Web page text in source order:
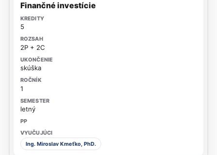
Finančné investície
5
2P + 2C
skúška
1
letný
Ing. Miroslav Kmeťko, PhD.